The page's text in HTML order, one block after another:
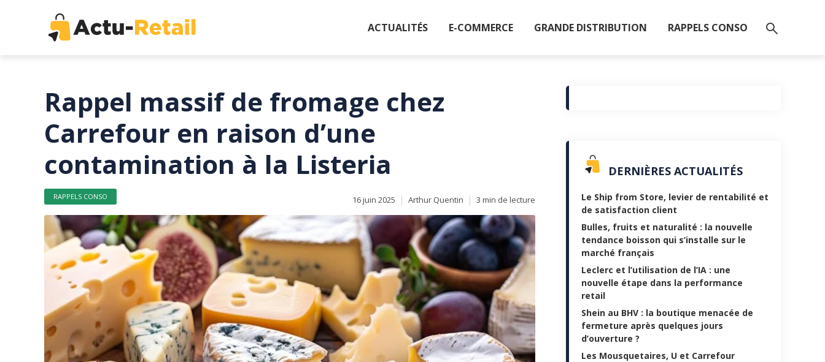
ACTUALITÉS E-COMMERCE GRANDE DISTRIBUTION RAPPELS CONSO
Rappel massif de fromage chez
Carrefour en raison d’une
contamination à la Listeria
RAPPELS CONSO 16 juin 2025 Arthur Quentin 3 min de lecture
DERNIÈRES ACTUALITÉS
Le Ship from Store, levier de rentabilité et
de satisfaction client
Bulles, fruits et naturalité : la nouvelle
tendance boisson qui s’installe sur le
marché français
Leclerc et l’utilisation de l’IA : une
nouvelle étape dans la performance
retail
Shein au BHV : la boutique menacée de
fermeture après quelques jours
d’ouverture ?
Les Mousquetaires, U et Carrefour